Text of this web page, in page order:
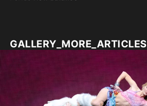
GALLERY_MORE_ARTICLES